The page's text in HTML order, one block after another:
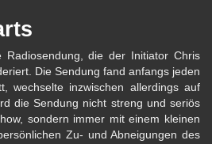
Radiosendung, die der Initiator Chris
Die Sendung fand anfangs jeden
wechselte inzwischen allerdings auf
die Sendung nicht streng und seriös
sondern immer mit einem kleinen
Zu- und Abneigungen des